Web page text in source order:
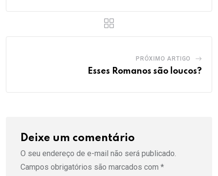
PRÓXIMO ARTIGO
Esses Romanos são loucos?
Deixe um comentário
O seu endereço de e-mail não será publicado.
Campos obrigatórios são marcados com *